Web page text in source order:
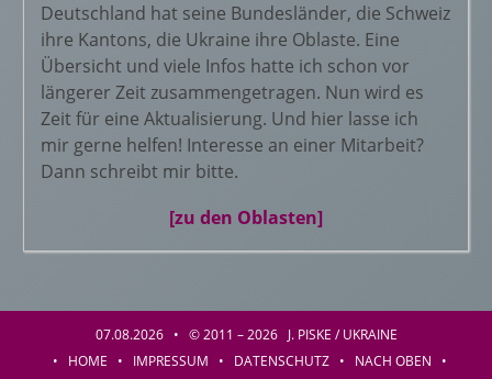
Deutschland hat seine Bundesländer, die Schweiz
ihre Kantons, die Ukraine ihre Oblaste. Eine
Übersicht und viele Infos hatte ich schon vor
längerer Zeit zusammengetragen. Nun wird es
Zeit für eine Aktualisierung. Und hier lasse ich
mir gerne helfen! Interesse an einer Mitarbeit?
Dann schreibt mir bitte.
[zu den Oblasten]
07.08.2026 • © 2011 – 2026 J. PISKE / UKRAINE
• HOME • IMPRESSUM • DATENSCHUTZ• NACH OBEN •